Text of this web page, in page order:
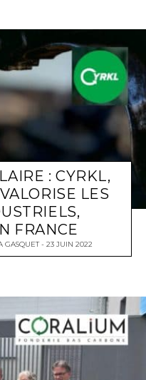
: CYRKL,
LES
FRANCE
GASQUET 23 JUIN 2022